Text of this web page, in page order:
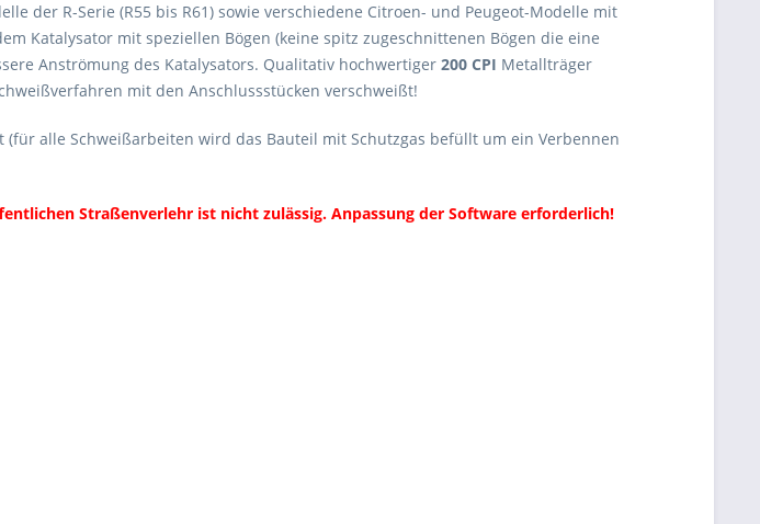
der R-Serie (R55 bis R61) sowie verschiedene Citroen- und Peugeot-Modelle mit
Katalysator mit speziellen Bögen (keine spitz zugeschnittenen Bögen die eine
Anströmung des Katalysators. Qualitativ hochwertiger 200 CPI Metallträger
mit den Anschlussstücken verschweißt!
alle Schweißarbeiten wird das Bauteil mit Schutzgas befüllt um ein Verbennen
Straßenverlehr ist nicht zulässig. Anpassung der Software erforderlich!